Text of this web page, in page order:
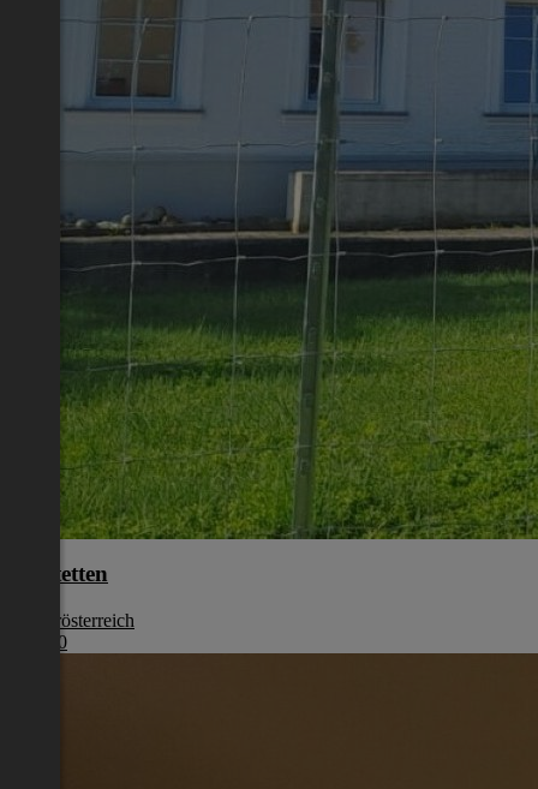
Amstetten
Niederösterreich
€ 1.280